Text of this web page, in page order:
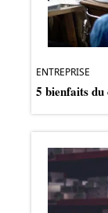
ENTREPRISE
5 bienfaits